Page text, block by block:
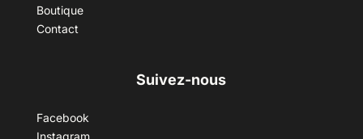
Boutique
Contact
Suivez-nous
Facebook
Instagram